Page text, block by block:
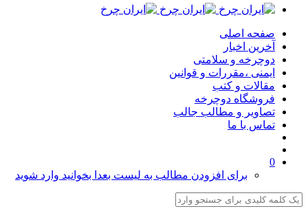
صفحه اصلی
آخرین اخبار
دوچرخه و سلامتی
ایمنی ،مقررات و قوانین
مقالات و کتب
فروشگاه دوچرخه
تصاویر و مطالب جالب
تماس با ما
0
برای افزودن مطالب به لیست بعدا بخوانید وارد شوید